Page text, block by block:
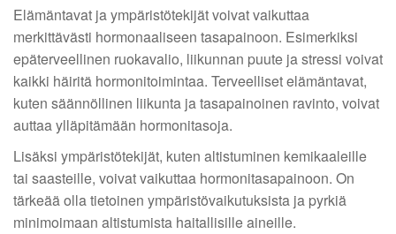
Elämäntavat ja ympäristötekijät voivat vaikuttaa
merkittävästi hormonaaliseen tasapainoon. Esimerkiksi
epäterveellinen ruokavalio, liikunnan puute ja stressi voivat
kaikki häiritä hormonitoimintaa. Terveelliset elämäntavat,
kuten säännöllinen liikunta ja tasapainoinen ravinto, voivat
auttaa ylläpitämään hormonitasoja.
Lisäksi ympäristötekijät, kuten altistuminen kemikaaleille
tai saasteille, voivat vaikuttaa hormonitasapainoon. On
tärkeää olla tietoinen ympäristövaikutuksista ja pyrkiä
minimoimaan altistumista haitallisille aineille.